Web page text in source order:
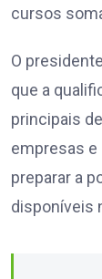
cursos
O
que a
principais
empresas e
preparar a
disponíveis